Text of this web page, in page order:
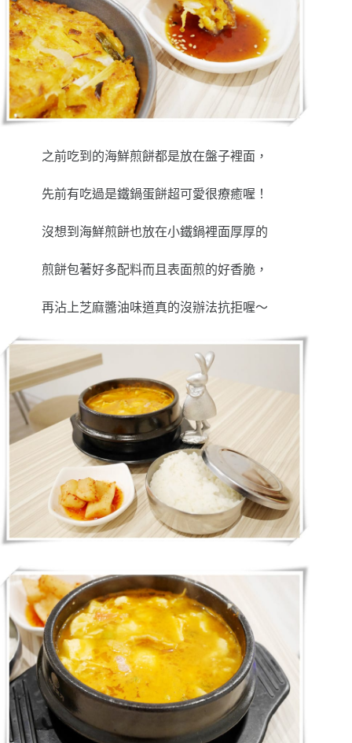
之前吃到的海鮮煎餅都是放在盤子裡面，
先前有吃過是鐵鍋蛋餅超可愛很療癒喔！
沒想到海鮮煎餅也放在小鐵鍋裡面厚厚的
煎餅包著好多配料而且表面煎的好香脆，
再沾上芝麻醬油味道真的沒辦法抗拒喔～